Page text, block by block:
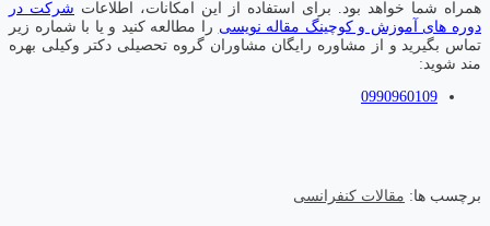
همراه شما خواهد بود. برای استفاده از این امکانات، اطلاعات شرکت در
دوره های آموزش و کوچینگ مقاله نویسی را مطالعه کنید و یا با شماره زیر
تماس بگیرید و از مشاوره رایگان مشاوران گروه تحصیلی دکتر وکیلی بهره
مند شوید:
0990960109
برچسب ها: مقالات کنفرانسی